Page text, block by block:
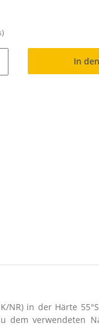
In
NR) in der Härte
dem verwendeten